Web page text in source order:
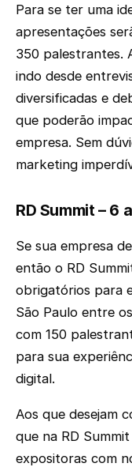
Para se ter uma
apresentações
350 palestrantes.
indo desde
diversificadas e
que poderão
empresa. Sem
marketing
RD Summit – 6
Se sua empresa
então o RD
obrigatórios para
São Paulo entre
com 150
para sua
digital.
Aos que desejam
que na RD
expositoras com